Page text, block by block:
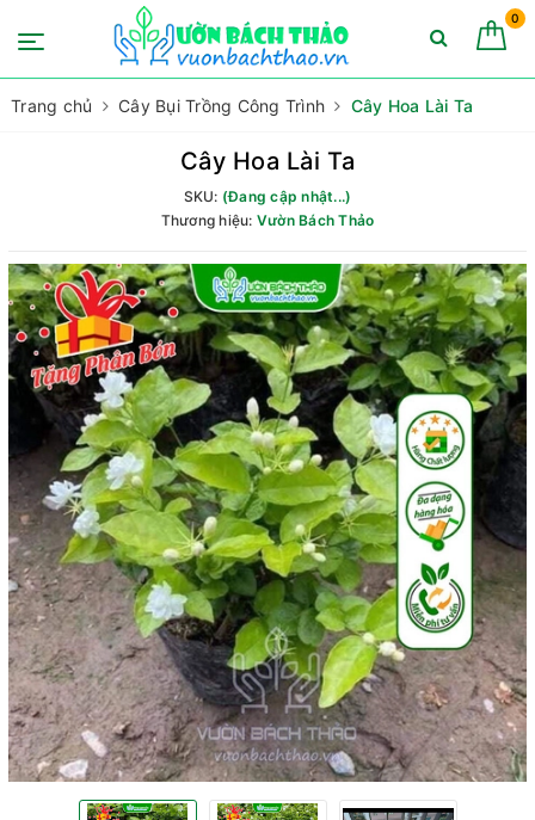
0
Trang chủ Cây Bụi Trồng Công Trình Cây Hoa Lài Ta
Cây Hoa Lài Ta
SKU: (Đang cập nhật...)
Thương hiệu: Vườn Bách Thảo